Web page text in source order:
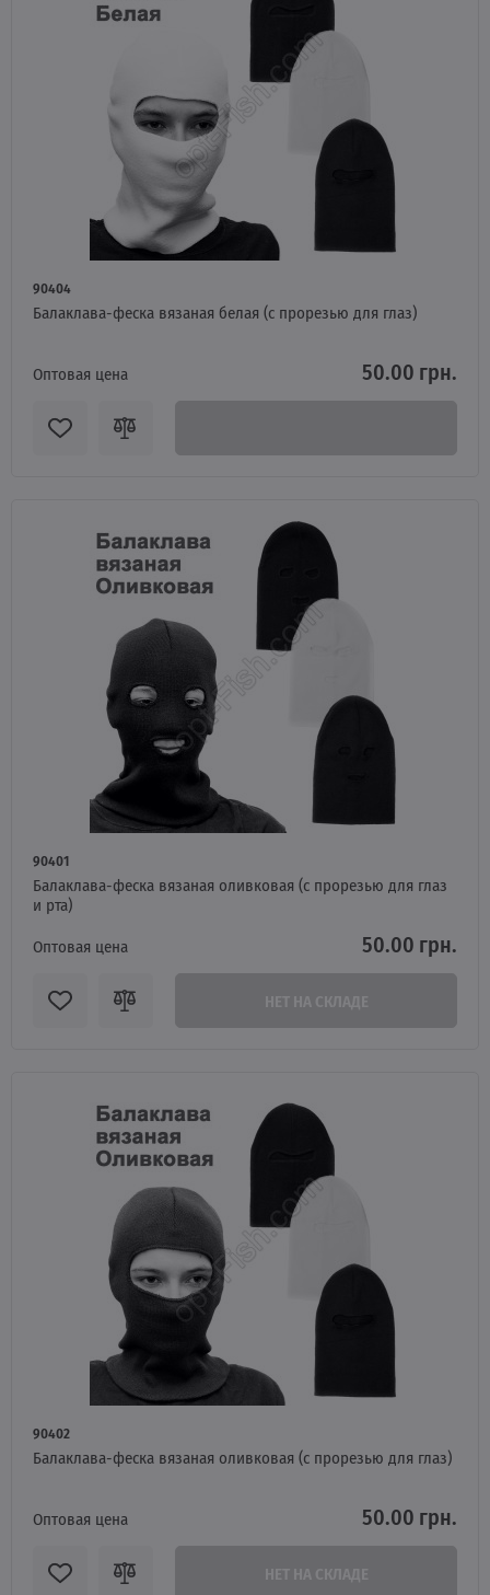
90404
Балаклава-феска вязаная белая (с прорезью для глаз)
Оптовая цена 50.00 грн.
90401
Балаклава-феска вязаная оливковая (с прорезью для глаз
и рта)
Оптовая цена
50.00 грн.
90402
Балаклава-феска вязаная оливковая (с прорезью для глаз)
Оптовая цена 50.00 грн.